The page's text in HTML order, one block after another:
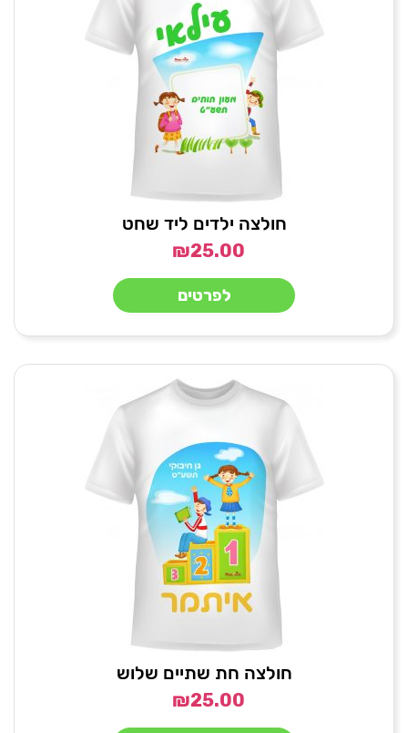
חולצה ילדים ליד שחט
₪25.00
לפרטים
חולצה חת שתיים שלוש
₪25.00